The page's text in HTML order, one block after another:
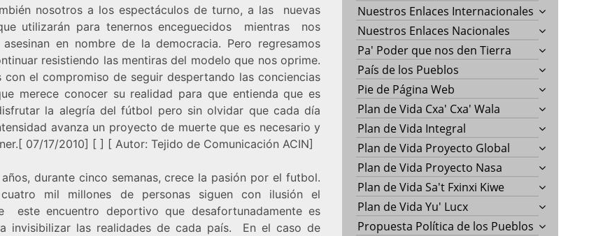
nosotros a los espectáculos de turno, a las nuevas
utilizarán para tenernos enceguecidos mientras nos
en nombre de la democracia. Pero regresamos
resistiendo las mentiras del modelo que nos oprime.
con el compromiso de seguir despertando las conciencias
merece conocer su realidad para que entienda que es
la alegría del fútbol pero sin olvidar que cada día
avanza un proyecto de muerte que es necesario y
07/17/2010] [ ] [ Autor: Tejido de Comunicación ACIN]
durante cinco semanas, crece la pasión por el futbol.
mil millones de personas siguen con ilusión el
este encuentro deportivo que desafortunadamente es
invisibilizar las realidades de cada país. En el caso de
Nuestros Enlaces Internacionales
Nuestros Enlaces Nacionales
Pa' Poder que nos den Tierra
País de los Pueblos
Pie de Página Web
Plan de Vida Cxa' Cxa' Wala
Plan de Vida Integral
Plan de Vida Proyecto Global
Plan de Vida Proyecto Nasa
Plan de Vida Sa't Fxinxi Kiwe
Plan de Vida Yu' Lucx
Propuesta Política de los Pueblos